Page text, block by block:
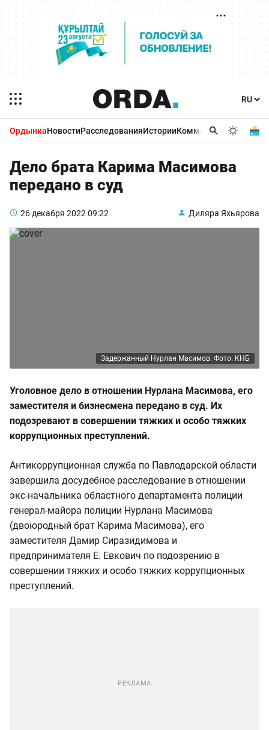
ОрдынкаНовостиРасследованияИсторииКомментарииБизнес
Дело брата Карима Масимова
передано в суд
26 декабря 2022 09:22 Диляра Яхьярова
Задержанный Нурлан Масимов. Фото: КНБ
Уголовное дело в отношении Нурлана Масимова, его
заместителя и бизнесмена передано в суд. Их
подозревают в совершении тяжких и особо тяжких
коррупционных преступлений.
Антикоррупционная служба по Павлодарской области
завершила досудебное расследование в отношении
экс-начальника областного департамента полиции
генерал-майора полиции Нурлана Масимова
(двоюродный брат Карима Масимова), его
заместителя Дамир Сиразидимова и
предпринимателя Е. Евкович по подозрению в
совершении тяжких и особо тяжких коррупционных
преступлений.